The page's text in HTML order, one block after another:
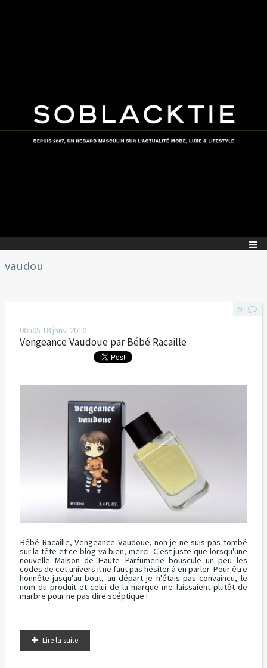
vaudou
00h05 18 janv. 2010
Vengeance Vaudoue par Bébé Racaille
Bébé Racaille, Vengeance Vaudoue, non je ne suis pas tombé
sur la tête et ce blog va bien, merci. C'est juste que lorsqu'une
nouvelle Maison de Haute Parfumerie bouscule un peu les
codes de cet univers il ne faut pas hésiter à en parler. Pour être
honnête jusqu'au bout, au départ je n'étais pas convaincu, le
nom du produit et celui de la marque me laissaient plutôt de
marbre pour ne pas dire scéptique !
Lire la suite
9